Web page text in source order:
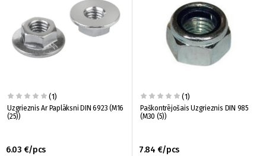
(1)
Uzgrieznis Ar Paplāksni DIN 6923 (M16
(25))
6.03 €/pcs
(1)
Paškontrējošais Uzgrieznis DIN 985
(M30 (5))
7.84 €/pcs